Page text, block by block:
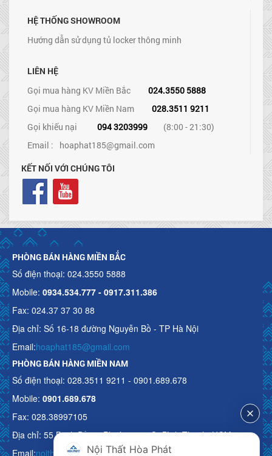
HỆ THỐNG SHOWROOM
Hướng dẫn sử dụng tủ locker thông minh
LIÊN HỆ
Gọi mua hàng KV Miền Bắc
024.3550 5888
Gọi mua hàng KV Miền Nam
028.3511 9211
Gọi khiếu nại
094 3203999
(8:00 - 21:30)
Email : hoaphat185@gmail.com
KẾT NỐI VỚI CHÚNG TÔI
PHÒNG BÁN HÀNG MIỀN BẮC
Số điện thoại: 024.3550 5888
Mobile: 0934.534.777 - 0917.311.386
Fax: 024.37 37 30 88
Địa chỉ: Số 16-18 đường Nguyễn Bồ - TP Hà Nội
Email:hoaphat185@gmail.com
PHÒNG BÁN HÀNG MIỀN NAM
Số điện thoại: 028.3511 9211 - 0901.689.678
Mobile: 0901.689.678
Fax: 028.38997105
Địa chỉ: 55 Bạch Đằng, Phường 15, Q. Bình Thạnh, HCM
Email:noithathoaphattot@gmail.com
Nội Thất Hòa Phát